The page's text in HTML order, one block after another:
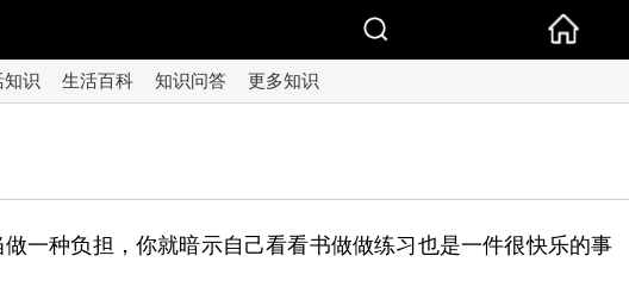
知识 生活百科 知识问答 更多知识
一种负担，你就暗示自己看看书做做练习也是一件很快乐的事